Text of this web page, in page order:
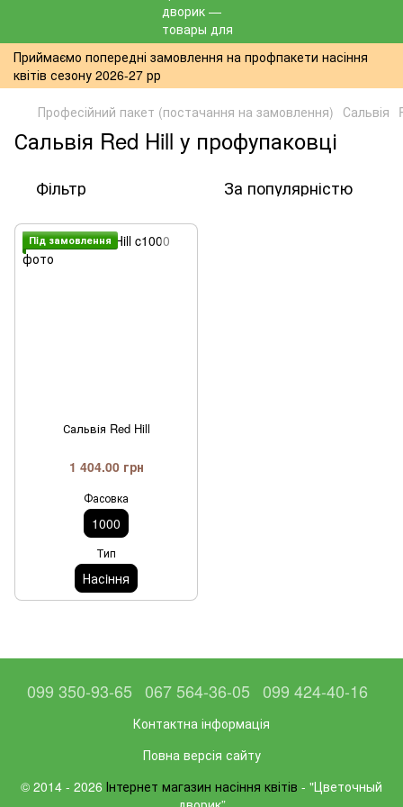
Приймаємо попередні замовлення на профпакети насіння
квітів сезону 2026-27 рр
Професійний пакет (постачання на замовлення) Сальвія
Сальвія Red Hill у профупаковці
Фільтр За популярністю
Пiд замовлення
Сальвія Red Hill
1 404.00 грн
Фасовка
1000
Тип
Насiння
099 350-93-65 067 564-36-05 099 424-40-16
Контактна інформація
Повна версія сайту
© 2014 - 2026 Інтернет магазин насіння квітів - "Цветочный